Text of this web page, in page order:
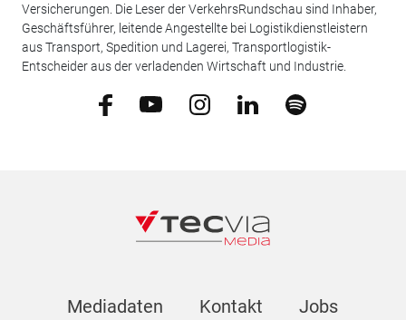
Versicherungen. Die Leser der VerkehrsRundschau sind Inhaber,
Geschäftsführer, leitende Angestellte bei Logistikdienstleistern
aus Transport, Spedition und Lagerei, Transportlogistik-
Entscheider aus der verladenden Wirtschaft und Industrie.
Mediadaten Kontakt Jobs